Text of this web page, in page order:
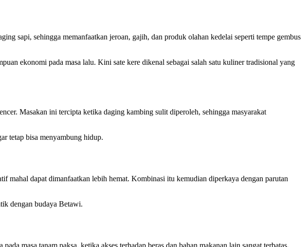
sapi, sehingga memanfaatkan jeroan, gajih, dan produk olahan kedelai seperti tempe gembus
ekonomi pada masa lalu. Kini sate kere dikenal sebagai salah satu kuliner tradisional yang
Masakan ini tercipta ketika daging kambing sulit diperoleh, sehingga masyarakat
tetap bisa menyambung hidup.
mahal dapat dimanfaatkan lebih hemat. Kombinasi itu kemudian diperkaya dengan parutan
dengan budaya Betawi.
masa tanam paksa, ketika akses terhadap beras dan bahan makanan lain sangat terbatas.